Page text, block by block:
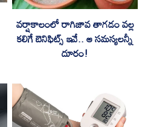
వర్షాకాలంలో రాగిజావ తాగడం వల్ల
కలిగే బెనిఫిట్స్ ఇవే.. ఆ సమస్యలన్నీ
దూరం!